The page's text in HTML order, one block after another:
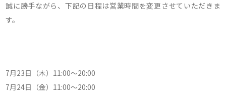
誠に勝手ながら、下記の日程は営業時間を変更させていただきま
す。
7月23日（木）11:00～20:00
7月24日（金）11:00～20:00